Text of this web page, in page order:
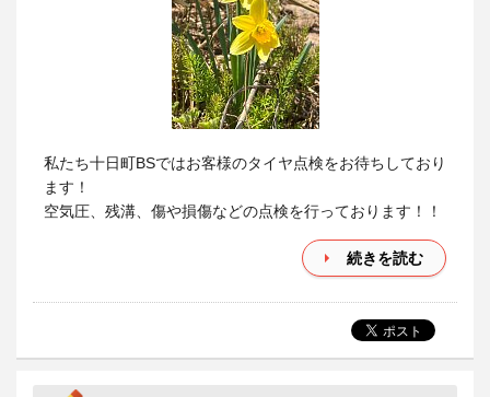
私たち十日町BSではお客様のタイヤ点検をお待ちしており
ます！
空気圧、残溝、傷や損傷などの点検を行っております！！
続きを読む